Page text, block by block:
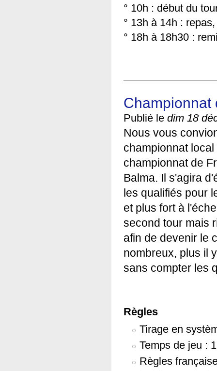
° 10h : début du
° 13h à 14h :
° 18h à 18h30 :
Championnat
Publié le dim 18
Nous vous
championnat
championnat de
Balma. Il s'agira
les qualifiés pour
et plus fort à
second tour mais
afin de devenir le
nombreux, plus il
sans compter les
Règles
Tirage en
Temps de jeu :
Règles